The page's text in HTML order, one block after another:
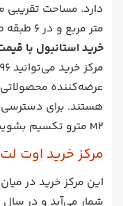
متر مربع و در 6 طبقه طراحی شده است و یکی از
خرید استانبول با
عرضه‌کننده
هستند. برای دسترسی
M2 مترو تکسیم بشوید.
مرکز خرید اوت لت
این مرکز خرید در